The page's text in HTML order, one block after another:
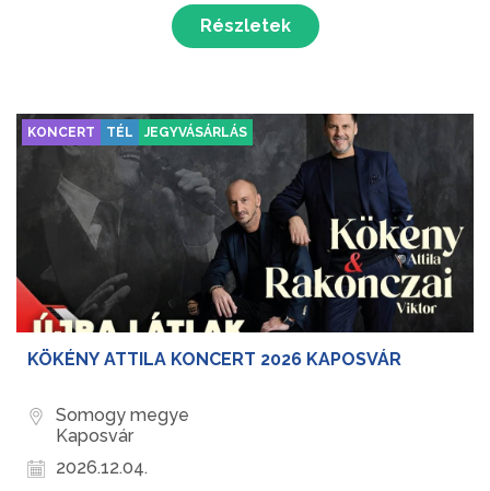
díjas énekesnő kivételes karizvájával és
professzionális zen...
Részletek
KONCERT TÉL JEGYVÁSÁRLÁS
KÖKÉNY ATTILA KONCERT 2026 KAPOSVÁR
Somogy megye
Kaposvár
2026.12.04.